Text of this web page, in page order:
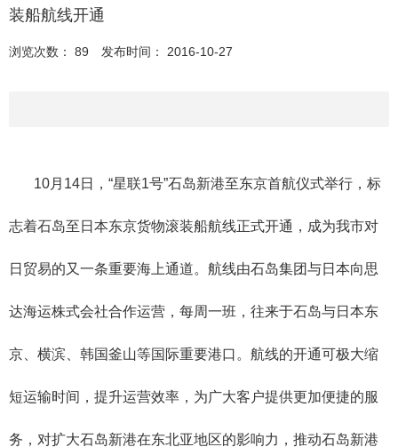
装船航线开通
浏览次数： 89 发布时间： 2016-10-27
10月14日，“星联1号”石岛新港至东京首航仪式举行，标
志着石岛至日本东京货物滚装船航线正式开通，成为我市对
日贸易的又一条重要海上通道。航线由石岛集团与日本向思
达海运株式会社合作运营，每周一班，往来于石岛与日本东
京、横滨、韩国釜山等国际重要港口。航线的开通可极大缩
短运输时间，提升运营效率，为广大客户提供更加便捷的服
务，对扩大石岛新港在东北亚地区的影响力，推动石岛新港